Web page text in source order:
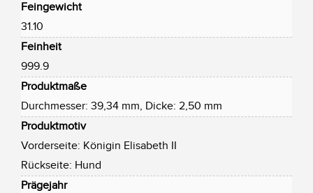
Feingewicht
31.10
Feinheit
999.9
Produktmaße
Durchmesser: 39,34 mm, Dicke: 2,50 mm
Produktmotiv
Vorderseite: Königin Elisabeth II
Rückseite: Hund
Prägejahr